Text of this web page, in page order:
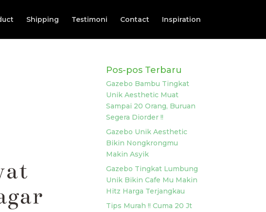
Shipping Testimoni Contact Inspiration
Pos-pos Terbaru
Gazebo Bambu Tingkat
Unik Aesthetic Muat
Sampai 20 Orang, Buruan
Segera Diorder !!
Gazebo Unik Aesthetic
Bikin Nongkrongmu
Makin Asyik
Gazebo Tingkat Lumbung
Unik Bikin Cafe Mu Makin
Hitz Harga Terjangkau
Tips Murah !! Cuma 20 Jt